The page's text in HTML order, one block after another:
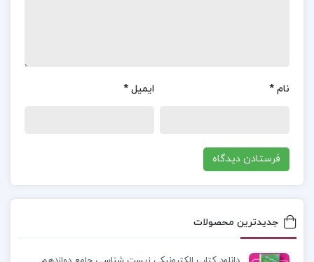
تحلیل و بهینه‌سازی فرآیندهای تولید کشاورزی را کسب
می‌کند تا بهترین سیاست‌ها و راهکارها را برای بهبود و
رنانی :اقتصاد تولید کشاورزی، شاخه‌ای از اقتصاد است
نام * ایمیل *
جدیدترین محصولات